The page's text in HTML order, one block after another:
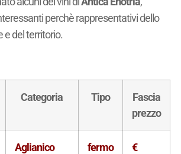
perchè rappresentativi dello
e del territorio.
Categoria Tipo
Fascia
prezzo
Aglianico fermo €